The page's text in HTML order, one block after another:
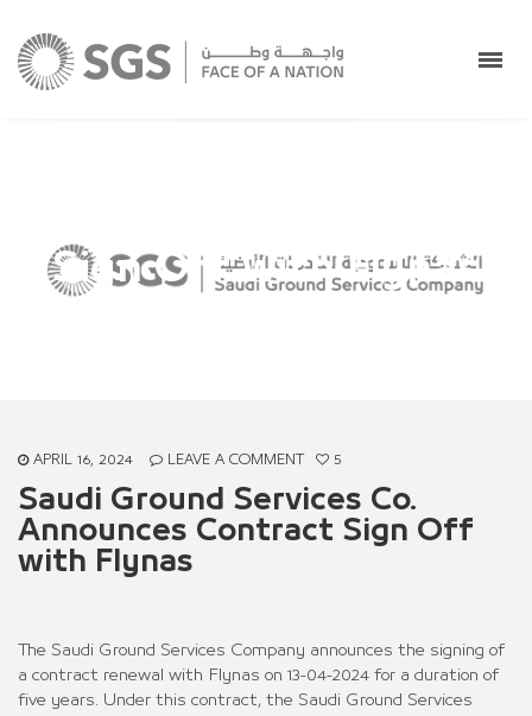
Sign Off with Flynas
APRIL 16, 2024 LEAVE A COMMENT 5
Saudi Ground Services Co.
Announces Contract Sign Off
with Flynas
The Saudi Ground Services Company announces the signing of
a contract renewal with Flynas on 13-04-2024 for a duration of
five years. Under this contract, the Saudi Ground Services